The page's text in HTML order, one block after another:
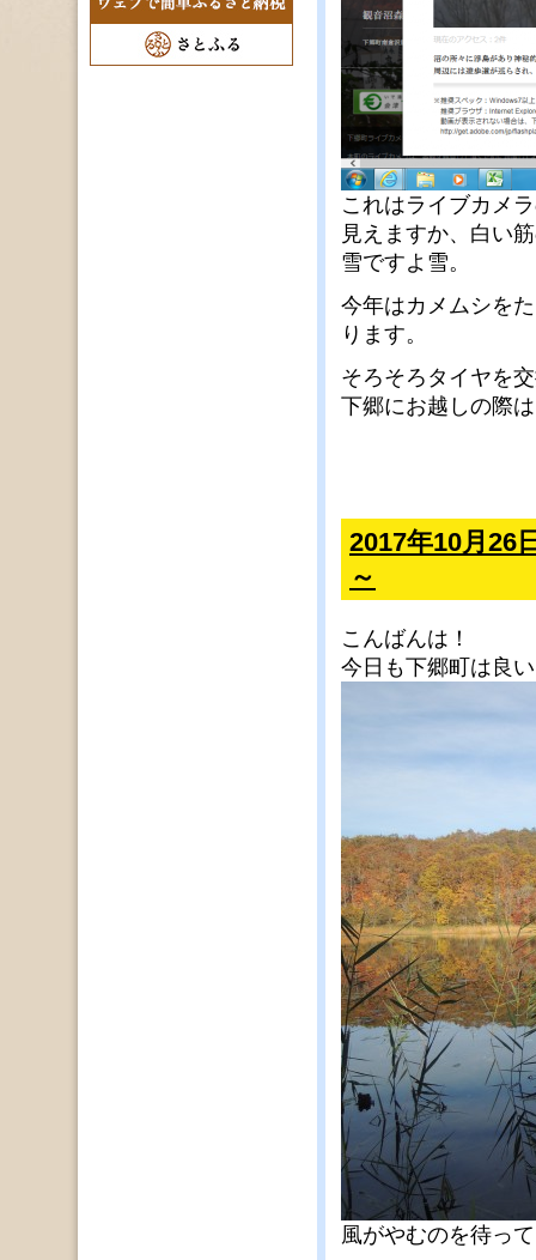
これはライブカメ
見えますか、白い
雪ですよ雪。
今年はカメムシを
ります。
そろそろタイヤを
下郷にお越しの際
2017年10月
～
こんばんは！
今日も下郷町は良
風がやむのを待っ